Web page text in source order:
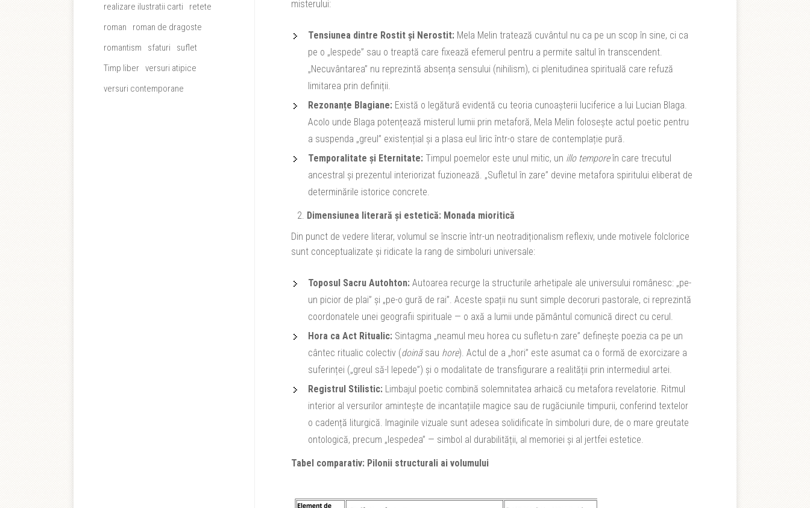
misterului:
Tensiunea dintre Rostit și Nerostit: Mela Melin tratează cuvântul nu ca pe un scop în sine, ci ca
pe o „lespede” sau o treaptă care fixează efemerul pentru a permite saltul în transcendent.
„Necuvântarea” nu reprezintă absența sensului (nihilism), ci plenitudinea spirituală care refuză
limitarea prin definiții.
Rezonanțe Blagiane: Există o legătură evidentă cu teoria cunoașterii luciferice a lui Lucian Blaga.
Acolo unde Blaga potențează misterul lumii prin metaforă, Mela Melin folosește actul poetic pentru
a suspenda „greul” existențial și a plasa eul liric într-o stare de contemplație pură.
Temporalitate și Eternitate: Timpul poemelor este unul mitic, un illo temporeîn care trecutul
ancestral și prezentul interiorizat fuzionează. „Sufletul în zare” devine metafora spiritului eliberat de
determinările istorice concrete.
Dimensiunea literară și estetică: Monada mioritică
Din punct de vedere literar, volumul se înscrie într-un neotradiționalism reflexiv, unde motivele folclorice
sunt conceptualizate și ridicate la rang de simboluri universale:
Toposul Sacru Autohton: Autoarea recurge la structurile arhetipale ale universului românesc: „pe-
un picior de plai” și „pe-o gură de rai”. Aceste spații nu sunt simple decoruri pastorale, ci reprezintă
coordonatele unei geografii spirituale — o axă a lumii unde pământul comunică direct cu cerul.
Hora ca Act Ritualic: Sintagma „neamul meu horea cu sufletu-n zare” definește poezia ca pe un
cântec ritualic colectiv (doinăsau hore). Actul de a „hori” este asumat ca o formă de exorcizare a
suferinței („greul să-l lepede”) și o modalitate de transfigurare a realității prin intermediul artei.
Registrul Stilistic: Limbajul poetic combină solemnitatea arhaică cu metafora revelatorie. Ritmul
interior al versurilor amintește de incantațiile magice sau de rugăciunile timpurii, conferind textelor
o cadență liturgică. Imaginile vizuale sunt adesea solidificate în simboluri dure, de o mare greutate
ontologică, precum „lespedea” — simbol al durabilității, al memoriei și al jertfei estetice.
Tabel comparativ: Pilonii structurali ai volumului
realizare ilustratii carti
retete
roman
roman de dragoste
romantism
sfaturi
suflet
Timp liber versuri atipice
versuri contemporane